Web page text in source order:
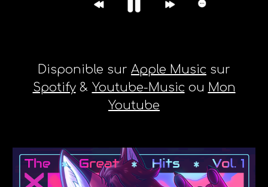
Disponible sur Apple Music sur
Spotify& Youtube-Musicou Mon
Youtube